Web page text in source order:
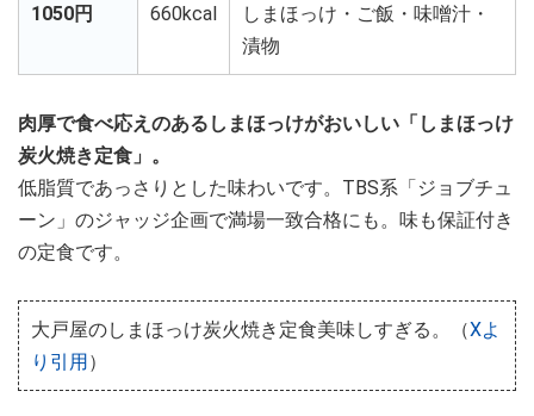
1050円 660kcal
しまほっけ・ご飯・味噌汁・
漬物
肉厚で食べ応えのあるしまほっけがおいしい「しまほっけ
炭火焼き定食」。
低脂質であっさりとした味わいです。TBS系「ジョブチュ
ーン」のジャッジ企画で満場一致合格にも。味も保証付き
の定食です。
大戸屋のしまほっけ炭火焼き定食美味しすぎる。（Xよ
り引用）